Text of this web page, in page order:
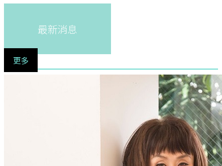
最新消息
更多